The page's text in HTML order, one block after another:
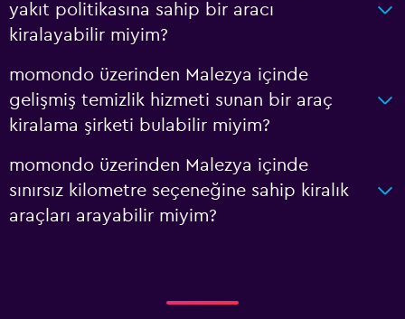
yakıt politikasına sahip bir aracı
kiralayabilir miyim?
momondo üzerinden Malezya içinde
gelişmiş temizlik hizmeti sunan bir araç
kiralama şirketi bulabilir miyim?
momondo üzerinden Malezya içinde
sınırsız kilometre seçeneğine sahip kiralık
araçları arayabilir miyim?